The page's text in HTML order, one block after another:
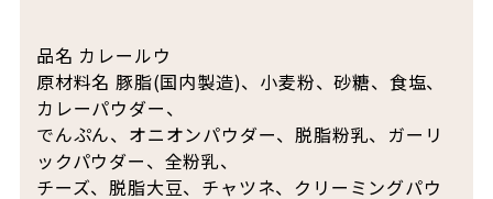
品名 カレールウ
原材料名 豚脂(国内製造)、小麦粉、砂糖、食塩、
カレーパウダー、
でんぷん、オニオンパウダー、脱脂粉乳、ガーリ
ックパウダー、全粉乳、
チーズ、脱脂大豆、チャツネ、クリーミングパウ